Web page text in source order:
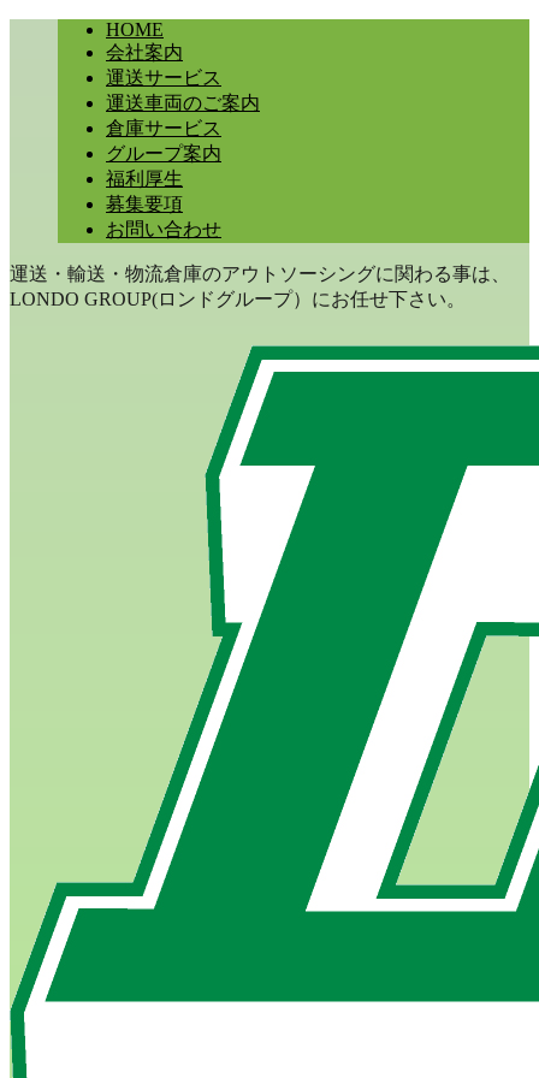
HOME
会社案内
運送サービス
運送車両のご案内
倉庫サービス
グループ案内
福利厚生
募集要項
お問い合わせ
運送・輸送・物流倉庫のアウトソーシングに関わる事は、
LONDO GROUP(ロンドグループ）にお任せ下さい。